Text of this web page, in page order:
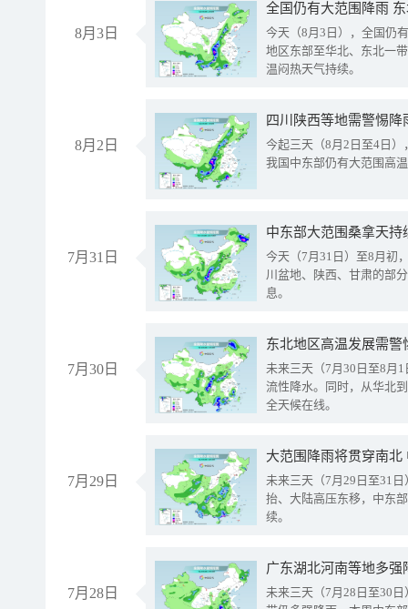
8月3日
全国仍有大范围降雨
今天（8月3日），全国仍
地区东部至华北、东北一
温闷热天气持续。
8月2日
今起三天（8月2日至4日
我国中东部仍有大范围高
7月31日
中东部大范围桑拿天
今天（7月31日）至8月初
川盆地、陕西、甘肃的部
息。
7月30日
东北地区高温发展需
未来三天（7月30日至8月
流性降水。同时，从华北
全天候在线。
7月29日
大范围降雨将贯穿南
未来三天（7月29日至31
抬、大陆高压东移，中东
续。
7月28日
广东湖北河南等地多
未来三天（7月28日至30